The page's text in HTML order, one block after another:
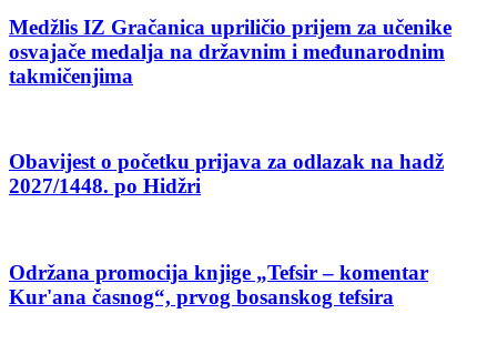
Medžlis IZ Gračanica upriličio prijem za učenike
osvajače medalja na državnim i međunarodnim
takmičenjima
Obavijest o početku prijava za odlazak na hadž
2027/1448. po Hidžri
Održana promocija knjige „Tefsir – komentar
Kur'ana časnog“, prvog bosanskog tefsira